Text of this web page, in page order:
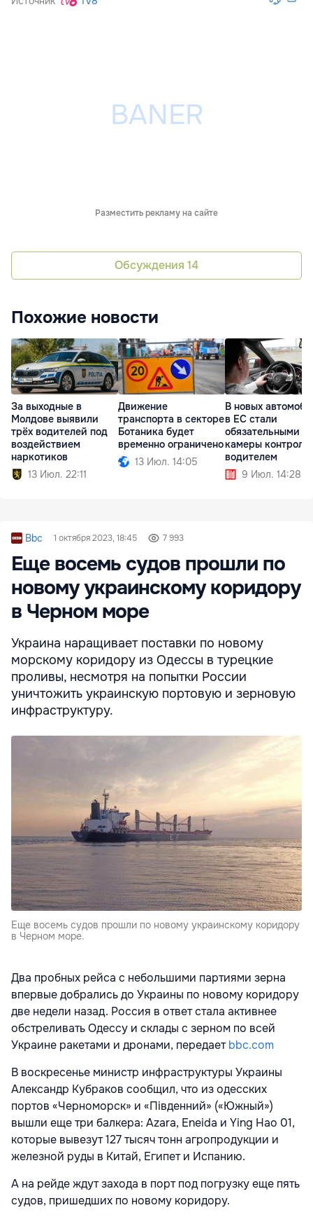
Разместить рекламу на сайте
Обсуждения 14
Похожие новости
За выходные в
Молдове выявили
трёх водителей под
воздействием
наркотиков
13 Июл. 22:11
Движение
транспорта в секторе
Ботаника будет
временно ограничено
13 Июл. 14:05
В новых
в ЕС стали
обязательными
камеры контроля
водителем
9 Июл. 14:28
Bbc 1 октября 2023, 18:45 7 993
Еще восемь судов прошли по
новому украинскому коридору
в Черном море
Украина наращивает поставки по новому
морскому коридору из Одессы в турецкие
проливы, несмотря на попытки России
уничтожить украинскую портовую и зерновую
инфраструктуру.
Еще восемь судов прошли по новому украинскому коридору
в Черном море.
Два пробных рейса с небольшими партиями зерна
впервые добрались до Украины по новому коридору
две недели назад. Россия в ответ стала активнее
обстреливать Одессу и склады с зерном по всей
Украине ракетами и дронами, передаетbbc.com
В воскресенье министр инфраструктуры Украины
Александр Кубраков сообщил, что из одесских
портов «Черноморск» и «Південний» («Южный»)
вышли еще три балкера: Azara, Eneida и Ying Hao 01,
которые вывезут 127 тысяч тонн агропродукции и
железной руды в Китай, Египет и Испанию.
А на рейде ждут захода в порт под погрузку еще пять
судов, пришедших по новому коридору.